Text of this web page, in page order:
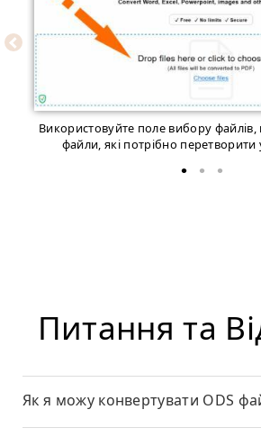
Використовуйте поле вибору
файли, якi потрібно перетворити
Питання та
Як я можу конвертувати ODS